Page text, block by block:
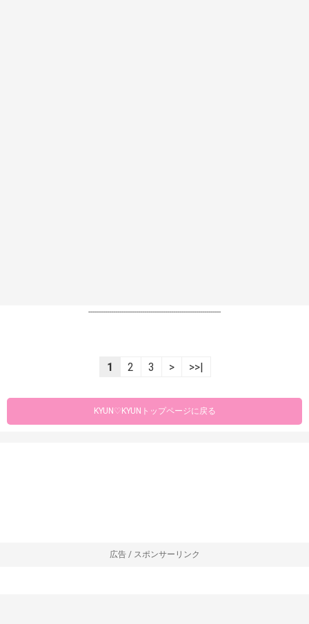
----------------------------------------------------------------
1 2 3 > >>|
KYUN♡KYUNトップページに戻る
広告 / スポンサーリンク